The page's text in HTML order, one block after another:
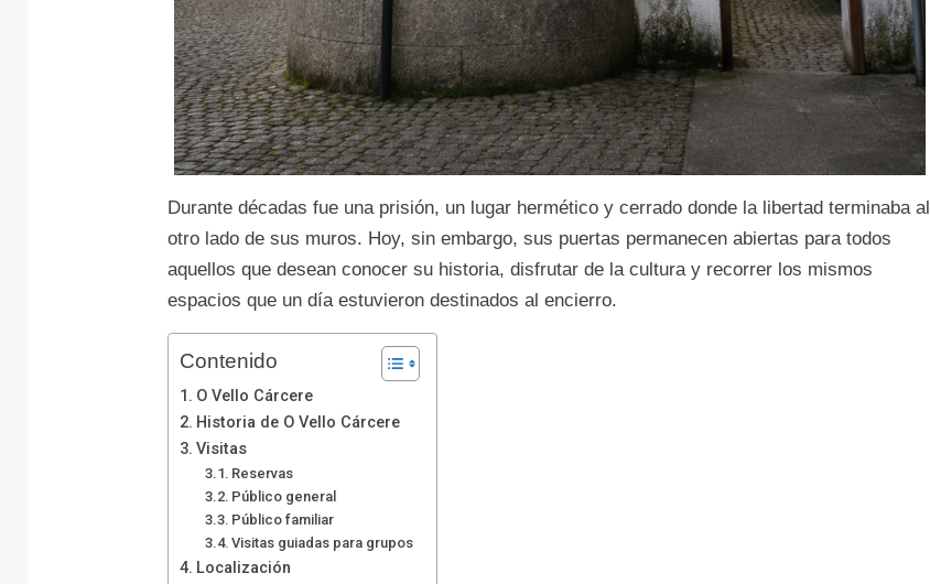
Durante décadas fue una prisión, un lugar hermético y cerrado donde la libertad terminaba al
otro lado de sus muros. Hoy, sin embargo, sus puertas permanecen abiertas para todos
aquellos que desean conocer su historia, disfrutar de la cultura y recorrer los mismos
espacios que un día estuvieron destinados al encierro.
Contenido
O Vello Cárcere
Historia de O Vello Cárcere
Visitas
Reservas
Público general
Público familiar
Visitas guiadas para grupos
Localización